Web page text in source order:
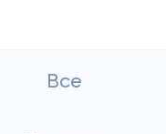
Все